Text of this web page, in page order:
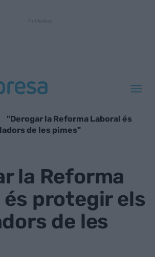
"Derogar la Reforma Laboral és
de les pimes"
la Reforma
és protegir els
de les